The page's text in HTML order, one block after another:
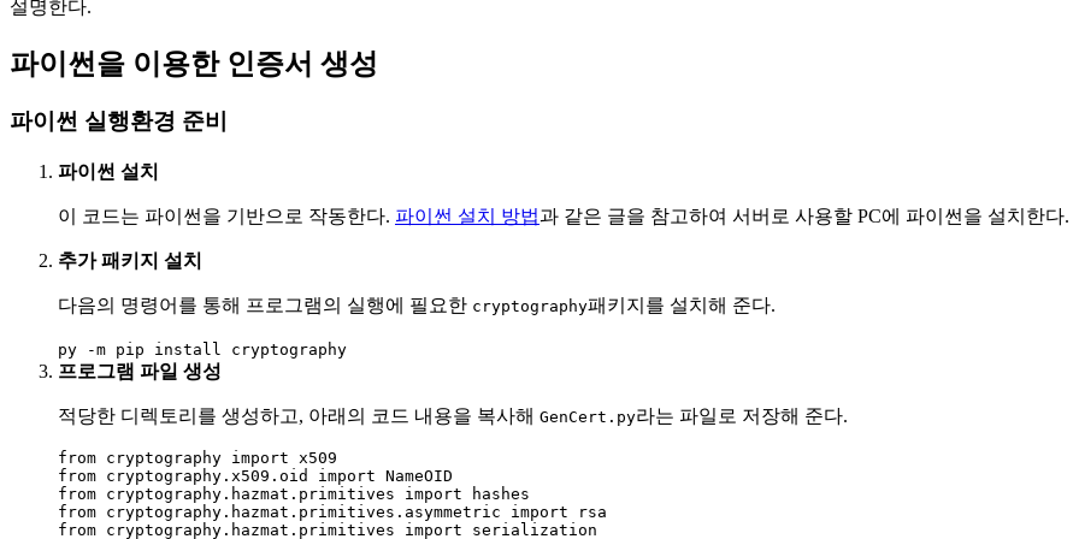
설명한다.
파이썬을 이용한 인증서 생성
파이썬 실행환경 준비
파이썬 설치
이 코드는 파이썬을 기반으로 작동한다. 파이썬 설치 방법과 같은 글을 참고하여 서버로 사용할 PC에 파이썬을 설치한다.
추가 패키지 설치
다음의 명령어를 통해 프로그램의 실행에 필요한 cryptography패키지를 설치해 준다.
py -m pip install cryptography
프로그램 파일 생성
적당한 디렉토리를 생성하고, 아래의 코드 내용을 복사해 GenCert.py라는 파일로 저장해 준다.
from cryptography import x509
from cryptography.x509.oid import NameOID
from cryptography.hazmat.primitives import hashes
from cryptography.hazmat.primitives.asymmetric import rsa
from cryptography.hazmat.primitives import serialization